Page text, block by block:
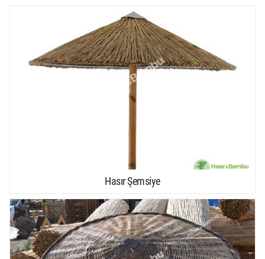
Hasır Şemsiye